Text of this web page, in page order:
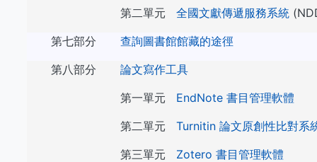
第二單元全國文獻傳遞服務系統
第七部分
查詢圖書館館藏的途徑
第八部分
論文寫作工具
第一單元 EndNote 書目管理軟體
第二單元Turnitin 論文原創性比對系
第三單元 Zotero 書目管理軟體